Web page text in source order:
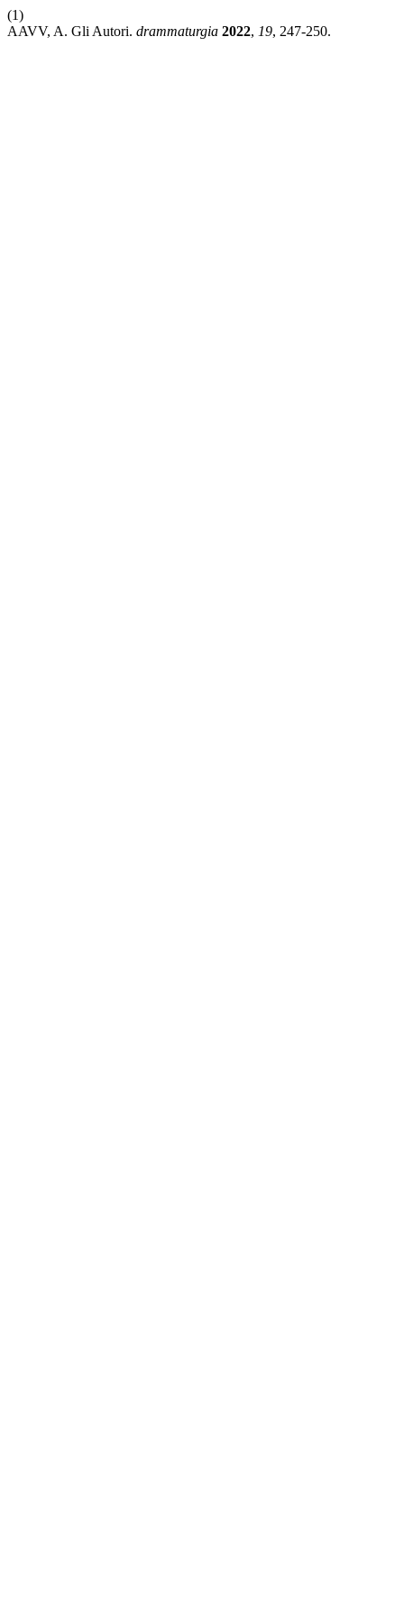
(1)
AAVV, A. Gli Autori. drammaturgia 2022, 19, 247-250.